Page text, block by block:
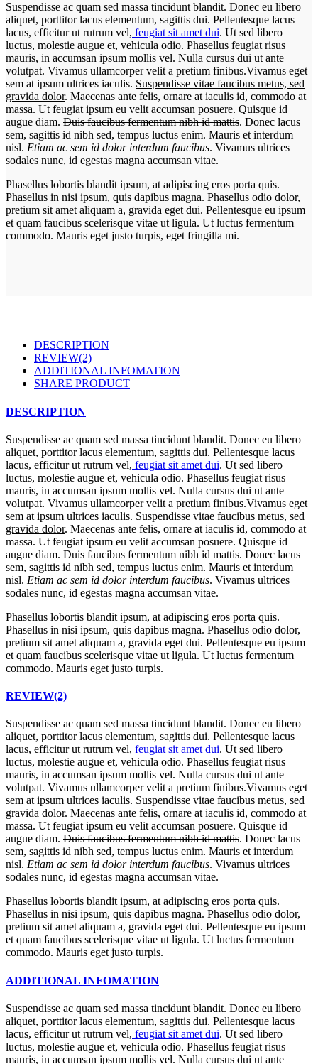
Suspendisse ac quam sed massa tincidunt blandit. Donec eu libero
aliquet, porttitor lacus elementum, sagittis dui. Pellentesque lacus
lacus, efficitur ut rutrum vel, feugiat sit amet dui. Ut sed libero
luctus, molestie augue et, vehicula odio. Phasellus feugiat risus
mauris, in accumsan ipsum mollis vel. Nulla cursus dui ut ante
volutpat. Vivamus ullamcorper velit a pretium finibus.Vivamus eget
sem at ipsum ultrices iaculis. Suspendisse vitae faucibus metus, sed
gravida dolor. Maecenas ante felis, ornare at iaculis id, commodo at
massa. Ut feugiat ipsum eu velit accumsan posuere. Quisque id
augue diam. Duis faucibus fermentum nibh id mattis. Donec lacus
sem, sagittis id nibh sed, tempus luctus enim. Mauris et interdum
nisl. Etiam ac sem id dolor interdum faucibus. Vivamus ultrices
sodales nunc, id egestas magna accumsan vitae.
Phasellus lobortis blandit ipsum, at adipiscing eros porta quis.
Phasellus in nisi ipsum, quis dapibus magna. Phasellus odio dolor,
pretium sit amet aliquam a, gravida eget dui. Pellentesque eu ipsum
et quam faucibus scelerisque vitae ut ligula. Ut luctus fermentum
commodo. Mauris eget justo turpis, eget fringilla mi.
DESCRIPTION
REVIEW(2)
ADDITIONAL INFOMATION
SHARE PRODUCT
DESCRIPTION
Suspendisse ac quam sed massa tincidunt blandit. Donec eu libero
aliquet, porttitor lacus elementum, sagittis dui. Pellentesque lacus
lacus, efficitur ut rutrum vel, feugiat sit amet dui. Ut sed libero
luctus, molestie augue et, vehicula odio. Phasellus feugiat risus
mauris, in accumsan ipsum mollis vel. Nulla cursus dui ut ante
volutpat. Vivamus ullamcorper velit a pretium finibus.Vivamus eget
sem at ipsum ultrices iaculis. Suspendisse vitae faucibus metus, sed
gravida dolor. Maecenas ante felis, ornare at iaculis id, commodo at
massa. Ut feugiat ipsum eu velit accumsan posuere. Quisque id
augue diam. Duis faucibus fermentum nibh id mattis. Donec lacus
sem, sagittis id nibh sed, tempus luctus enim. Mauris et interdum
nisl. Etiam ac sem id dolor interdum faucibus. Vivamus ultrices
sodales nunc, id egestas magna accumsan vitae.
Phasellus lobortis blandit ipsum, at adipiscing eros porta quis.
Phasellus in nisi ipsum, quis dapibus magna. Phasellus odio dolor,
pretium sit amet aliquam a, gravida eget dui. Pellentesque eu ipsum
et quam faucibus scelerisque vitae ut ligula. Ut luctus fermentum
commodo. Mauris eget justo turpis.
REVIEW(2)
Suspendisse ac quam sed massa tincidunt blandit. Donec eu libero
aliquet, porttitor lacus elementum, sagittis dui. Pellentesque lacus
lacus, efficitur ut rutrum vel, feugiat sit amet dui. Ut sed libero
luctus, molestie augue et, vehicula odio. Phasellus feugiat risus
mauris, in accumsan ipsum mollis vel. Nulla cursus dui ut ante
volutpat. Vivamus ullamcorper velit a pretium finibus.Vivamus eget
sem at ipsum ultrices iaculis. Suspendisse vitae faucibus metus, sed
gravida dolor. Maecenas ante felis, ornare at iaculis id, commodo at
massa. Ut feugiat ipsum eu velit accumsan posuere. Quisque id
augue diam. Duis faucibus fermentum nibh id mattis. Donec lacus
sem, sagittis id nibh sed, tempus luctus enim. Mauris et interdum
nisl. Etiam ac sem id dolor interdum faucibus. Vivamus ultrices
sodales nunc, id egestas magna accumsan vitae.
Phasellus lobortis blandit ipsum, at adipiscing eros porta quis.
Phasellus in nisi ipsum, quis dapibus magna. Phasellus odio dolor,
pretium sit amet aliquam a, gravida eget dui. Pellentesque eu ipsum
et quam faucibus scelerisque vitae ut ligula. Ut luctus fermentum
commodo. Mauris eget justo turpis.
ADDITIONAL INFOMATION
Suspendisse ac quam sed massa tincidunt blandit. Donec eu libero
aliquet, porttitor lacus elementum, sagittis dui. Pellentesque lacus
lacus, efficitur ut rutrum vel, feugiat sit amet dui. Ut sed libero
luctus, molestie augue et, vehicula odio. Phasellus feugiat risus
mauris, in accumsan ipsum mollis vel. Nulla cursus dui ut ante